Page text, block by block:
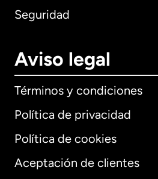
Seguridad
Aviso legal
Términos y condiciones
Política de privacidad
Política de cookies
Aceptación de clientes